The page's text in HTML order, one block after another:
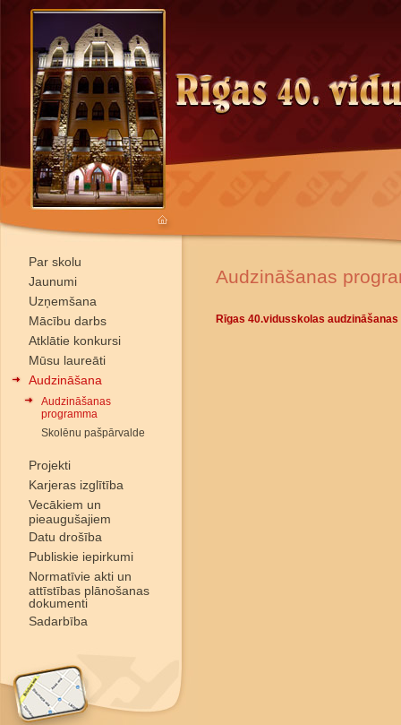
Par skolu
Jaunumi
Uzņemšana
Mācību darbs
Atklātie konkursi
Mūsu laureāti
Audzināšana
Audzināšanas
programma
Skolēnu pašpārvalde
Projekti
Karjeras izglītība
Vecākiem un
pieaugušajiem
Datu drošība
Publiskie iepirkumi
Normatīvie akti un
attīstības plānošanas
dokumenti
Sadarbība
Audzināšanas
Rīgas 40.vidusskolas